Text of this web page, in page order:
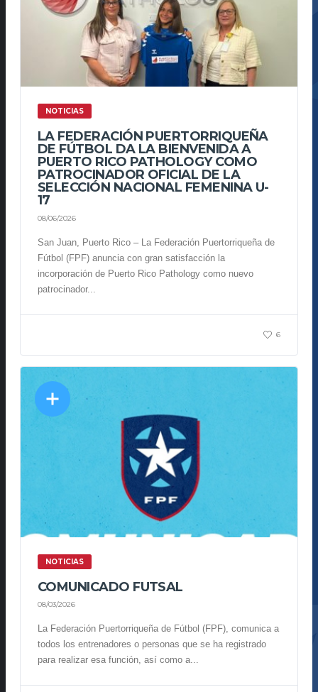
NOTICIAS
LA FEDERACIÓN PUERTORRIQUEÑA
DE FÚTBOL DA LA BIENVENIDA A
PUERTO RICO PATHOLOGY COMO
PATROCINADOR OFICIAL DE LA
SELECCIÓN NACIONAL FEMENINA U-
17
08/06/2026
San Juan, Puerto Rico – La Federación Puertorriqueña de
Fútbol (FPF) anuncia con gran satisfacción la
incorporación de Puerto Rico Pathology como nuevo
patrocinador...
6
NOTICIAS
COMUNICADO FUTSAL
08/03/2026
La Federación Puertorriqueña de Fútbol (FPF), comunica a
todos los entrenadores o personas que se ha registrado
para realizar esa función, así como a...